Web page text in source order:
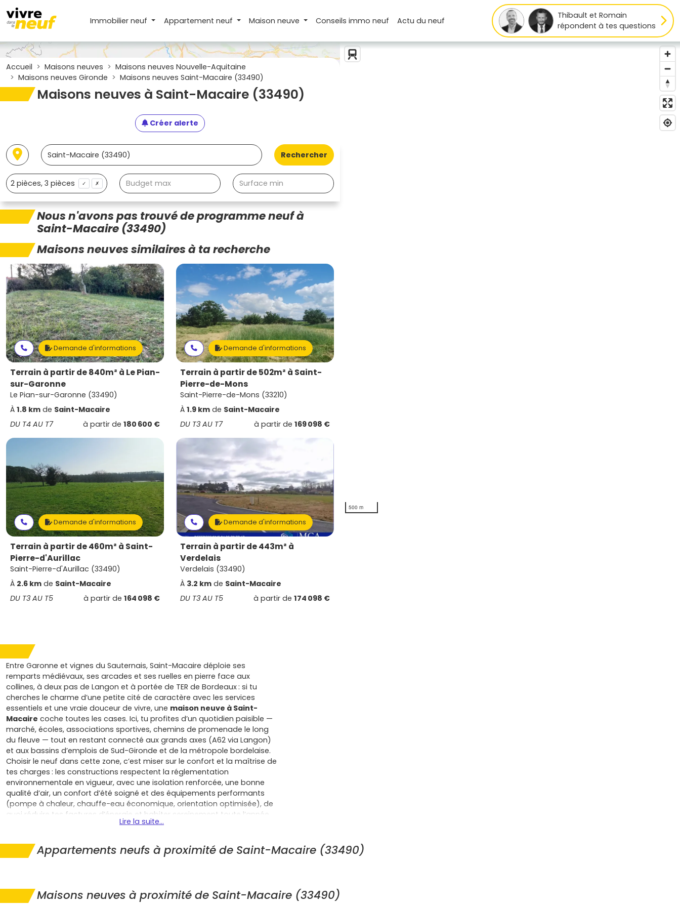
Immobilier neuf Appartement neuf Maison neuve Conseilsimmo neuf Actudu neuf
Thibault et Romain
répondent à tes questions
Accueil Maisons neuves
Maisons neuves Nouvelle-Aquitaine
Maisons neuves Gironde
Maisons neuves Saint-Macaire (33490)
Maisons neuves à Saint-Macaire (33490)
Créer alerte
Rechercher
✓ ✗
Nous n'avons pas trouvé de programme neuf à
Saint-Macaire (33490)
Maisons neuves similaires à ta recherche
Demande d'informations
Terrain à partir de 840m² à Le Pian-
sur-Garonne
Le Pian-sur-Garonne (33490)
À 1.8 km de Saint-Macaire
DU T4 AU T7
à partir de 180 600 €
Demande d'informations
Terrain à partir de 502m² à Saint-
Pierre-de-Mons
Saint-Pierre-de-Mons (33210)
À 1.9 km de Saint-Macaire
DU T3 AU T7
à partir de 169 098 €
Demande d'informations
Terrain à partir de 460m² à Saint-
Pierre-d'Aurillac
Saint-Pierre-d'Aurillac (33490)
À 2.6 km de Saint-Macaire
DU T3 AU T5
à partir de 164 098 €
Demande d'informations
Terrain à partir de 443m² à
Verdelais
Verdelais (33490)
À 3.2 km de Saint-Macaire
DU T3 AU T5
à partir de 174 098 €
500 m
Entre Garonne et vignes du Sauternais, Saint-Macaire déploie ses
remparts médiévaux, ses arcades et ses ruelles en pierre face aux
collines, à deux pas de Langon et à portée de TER de Bordeaux : si tu
cherches le charme d’une petite cité de caractère avec les services
essentiels et une vraie douceur de vivre, une maison neuve à Saint-
Macaire coche toutes les cases. Ici, tu profites d’un quotidien paisible —
marché, écoles, associations sportives, chemins de promenade le long
du fleuve — tout en restant connecté aux grands axes (A62 via Langon)
et aux bassins d’emplois de Sud-Gironde et de la métropole bordelaise.
Choisir le neuf dans cette zone, c’est miser sur le confort et la maîtrise de
tes charges : les constructions respectent la réglementation
environnementale en vigueur, avec une isolation renforcée, une bonne
qualité d’air, un confort d’été soigné et des équipements performants
(pompe à chaleur, chauffe-eau économique, orientation optimisée), de
quoi réduire tes factures d’énergie et habiter sereinement toute l’année.
Tu gagnes aussi en tranquillité juridique et financière grâce aux
frais de notaire réduitset, selon la politique communale, une possible
exonération temporaire de taxe foncière. Si tu es primo-accédant,
soutiens locaux), de quoi sécuriser ton budget et accélérer ton projet.
Côté cadre de vie, une maison neuve à Saint-Macaire te permet
Lire la suite...
Appartements neufs à proximité de Saint-Macaire (33490)
Maisons neuves à proximité de Saint-Macaire (33490)